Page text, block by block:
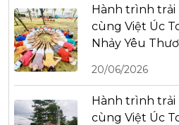
Hành trình trải
cùng Việt Úc
Nhảy Yêu
20/06/2026
Hành trình trải
cùng Việt Úc